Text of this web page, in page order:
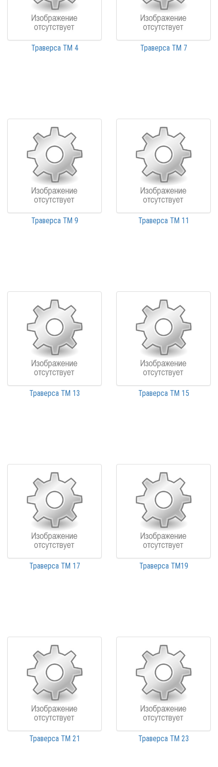
Траверса ТМ 4 Траверса ТМ 7
Траверса ТМ 9 Траверса ТМ 11
Траверса ТМ 13 Траверса ТМ 15
Траверса ТМ 17 Траверса ТМ19
Траверса ТМ 21 Траверса ТМ 23